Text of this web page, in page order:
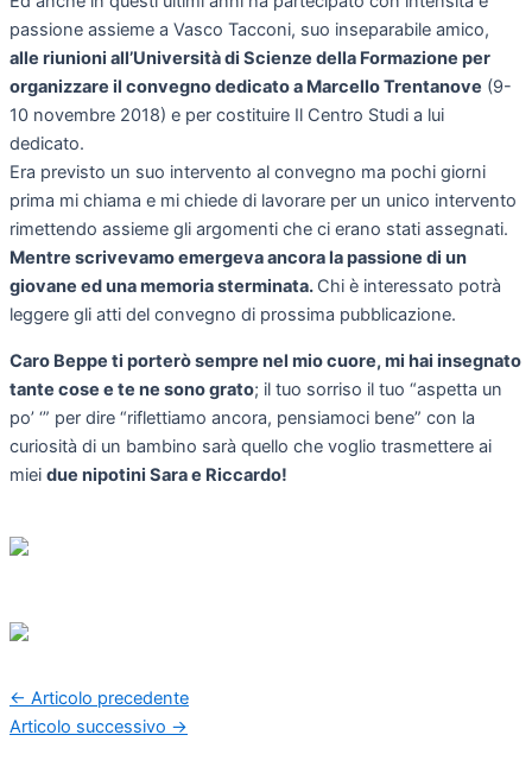
passione assieme a Vasco Tacconi, suo inseparabile amico,
alle riunioni all’Università di Scienze della Formazione per
organizzare il convegno dedicato a Marcello Trentanove (9-
10 novembre 2018) e per costituire Il Centro Studi a lui
dedicato.
Era previsto un suo intervento al convegno ma pochi giorni
prima mi chiama e mi chiede di lavorare per un unico intervento
rimettendo assieme gli argomenti che ci erano stati assegnati.
Mentre scrivevamo emergeva ancora la passione di un
giovane ed una memoria sterminata. Chi è interessato potrà
leggere gli atti del convegno di prossima pubblicazione.
Caro Beppe ti porterò sempre nel mio cuore, mi hai insegnato
tante cose e te ne sono grato; il tuo sorriso il tuo “aspetta un
po’ ‘” per dire “riflettiamo ancora, pensiamoci bene” con la
curiosità di un bambino sarà quello che voglio trasmettere ai
miei due nipotini Sara e Riccardo!
← Articolo precedente
Articolo successivo →